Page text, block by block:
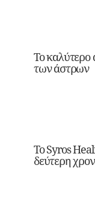
Το καλύτερο
των άστρων
Το Syros
δεύτερη